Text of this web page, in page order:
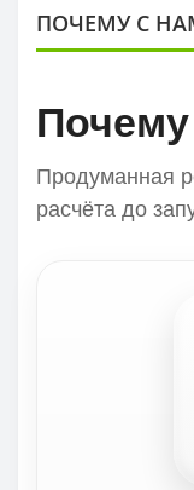
ПОЧЕМУ С
Продуманная
расчёта до